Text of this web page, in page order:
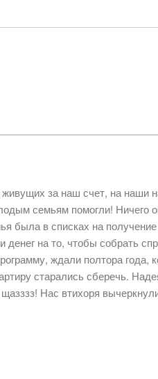
живущих за наш счет, на наши
семьям помогли! Ничего
была в списках на
на то, чтобы собрать
ждали полтора года,
старались сберечь.
Нас втихоря